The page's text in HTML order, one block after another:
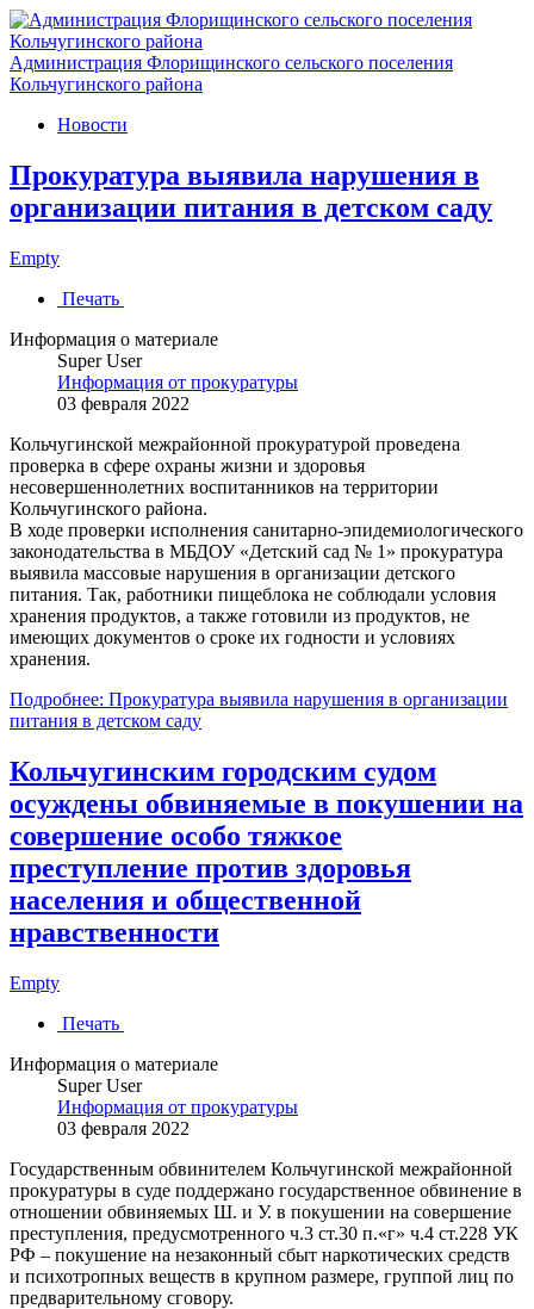
Администрация Флорищинского сельского поселения
Кольчугинского района
Новости
Прокуратура выявила нарушения в
организации питания в детском саду
Empty
Печать
Информация о материале
Super User
Информация от прокуратуры
03 февраля 2022
Кольчугинской межрайонной прокуратурой проведена
проверка в сфере охраны жизни и здоровья
несовершеннолетних воспитанников на территории
Кольчугинского района.
В ходе проверки исполнения санитарно-эпидемиологического
законодательства в МБДОУ «Детский сад № 1» прокуратура
выявила массовые нарушения в организации детского
питания. Так, работники пищеблока не соблюдали условия
хранения продуктов, а также готовили из продуктов, не
имеющих документов о сроке их годности и условиях
хранения.
Подробнее: Прокуратура выявила нарушения в организации
питания в детском саду
Кольчугинским городским судом
осуждены обвиняемые в покушении на
совершение особо тяжкое
преступление против здоровья
населения и общественной
нравственности
Empty
Печать
Информация о материале
Super User
Информация от прокуратуры
03 февраля 2022
Государственным обвинителем Кольчугинской межрайонной
прокуратуры в суде поддержано государственное обвинение в
отношении обвиняемых Ш. и У. в покушении на совершение
преступления, предусмотренного ч.3 ст.30 п.«г» ч.4 ст.228 УК
РФ – покушение на незаконный сбыт наркотических средств
и психотропных веществ в крупном размере, группой лиц по
предварительному сговору.